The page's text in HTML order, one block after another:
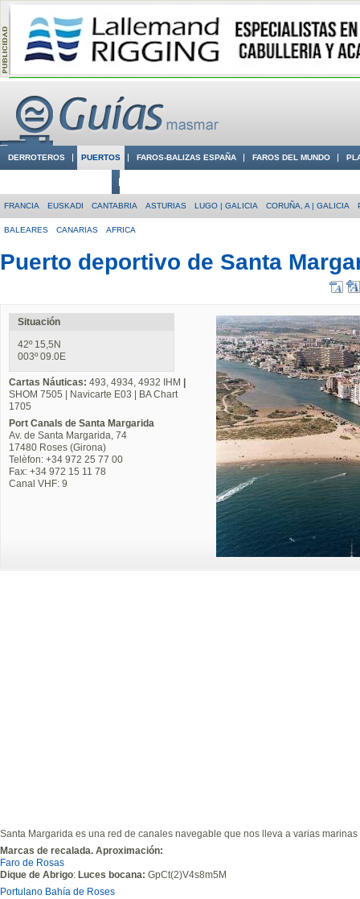
DERROTEROS PUERTOS FAROS-BALIZAS ESPAÑA FAROS DEL MUNDO
FRANCIA EUSKADI CANTABRIA ASTURIAS LUGO | GALICIA CORUÑA, A | GALICIA
BALEARES CANARIAS AFRICA
Puerto deportivo de Santa
Situación
42º 15,5N
003º 09.0E
Cartas Náuticas: 493, 4934, 4932 IHM |
SHOM 7505 | Navicarte E03 | BA Chart
1705
Port Canals de Santa Margarida
Av. de Santa Margarida, 74
17480 Roses (Girona)
Telèfon: +34 972 25 77 00
Fax: +34 972 15 11 78
Canal VHF: 9
Santa Margarida es una red de canales navegable que nos lleva a varias
Marcas de recalada. Aproximación:
Faro de Rosas
Dique de Abrigo: Luces bocana: GpCt(2)V4s8m5M
Portulano Bahía de Roses